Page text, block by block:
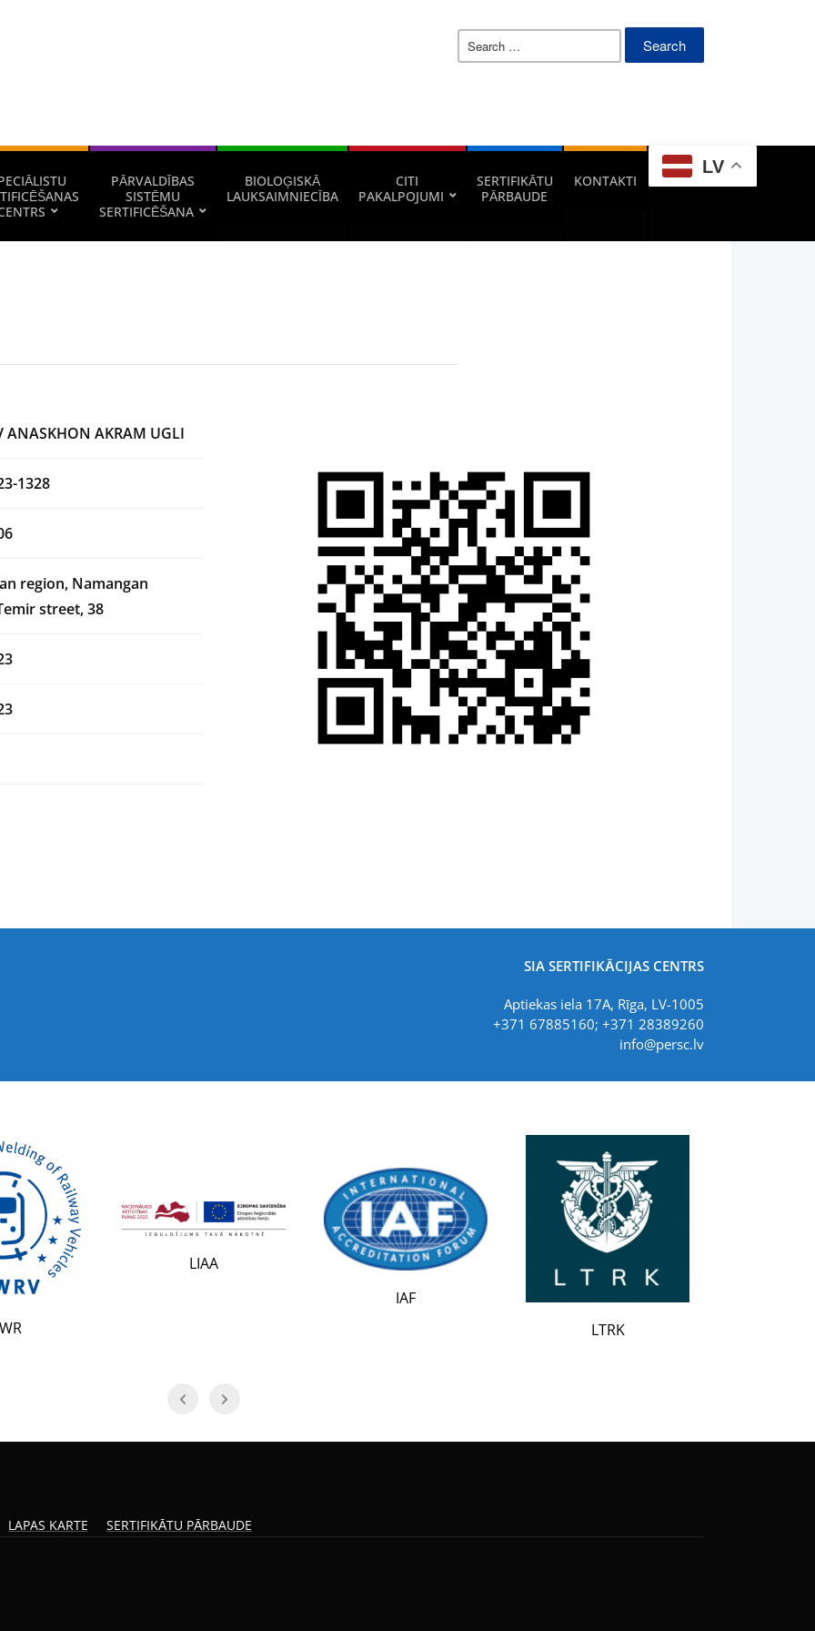
Search
PĀRVALDĪBAS
SISTĒMU
SERTIFICĒŠANA
BIOLOĢISKĀ
LAUKSAIMNIECĪBA
CITI
PAKALPOJUMI
SERTIFIKĀTU
PĀRBAUDE
KONTAKTI
LV
ANASKHON AKRAM UGLI
1328
region, Namangan
street, 38
SIA SERTIFIKĀCIJAS CENTRS
Aptiekas iela 17A, Rīga, LV-1005
+371 67885160; +371 28389260
info@persc.lv
LIAA
LATAK
LAPAS KARTE SERTIFIKĀTU PĀRBAUDE